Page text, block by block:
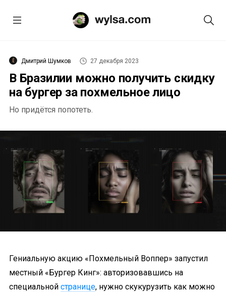
Дмитрий Шумков 27 декабря 2023
В Бразилии можно получить скидку
на бургер за похмельное лицо
Но придётся попотеть.
Гениальную акцию «Похмельный Воппер» запустил
местный «Бургер Кинг»: авторизовавшись на
специальной странице, нужно скукурузить как можно